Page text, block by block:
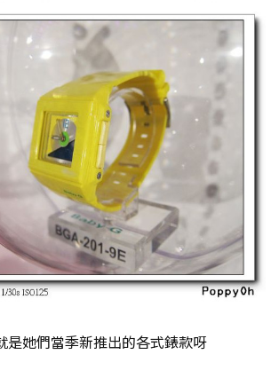
是她們當季新推出的各式錶款呀